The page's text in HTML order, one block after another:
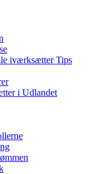
iværksætter Tips
i Udlandet